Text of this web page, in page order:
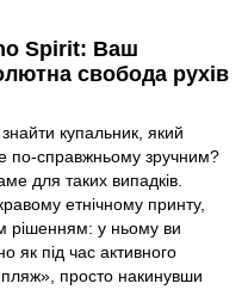
Spirit: Ваш
свобода рухів
купальник, який
по-справжньому зручним?
для таких випадків.
етнічному принту,
рішенням: у ньому ви
як під час активного
пляж», просто накинувши